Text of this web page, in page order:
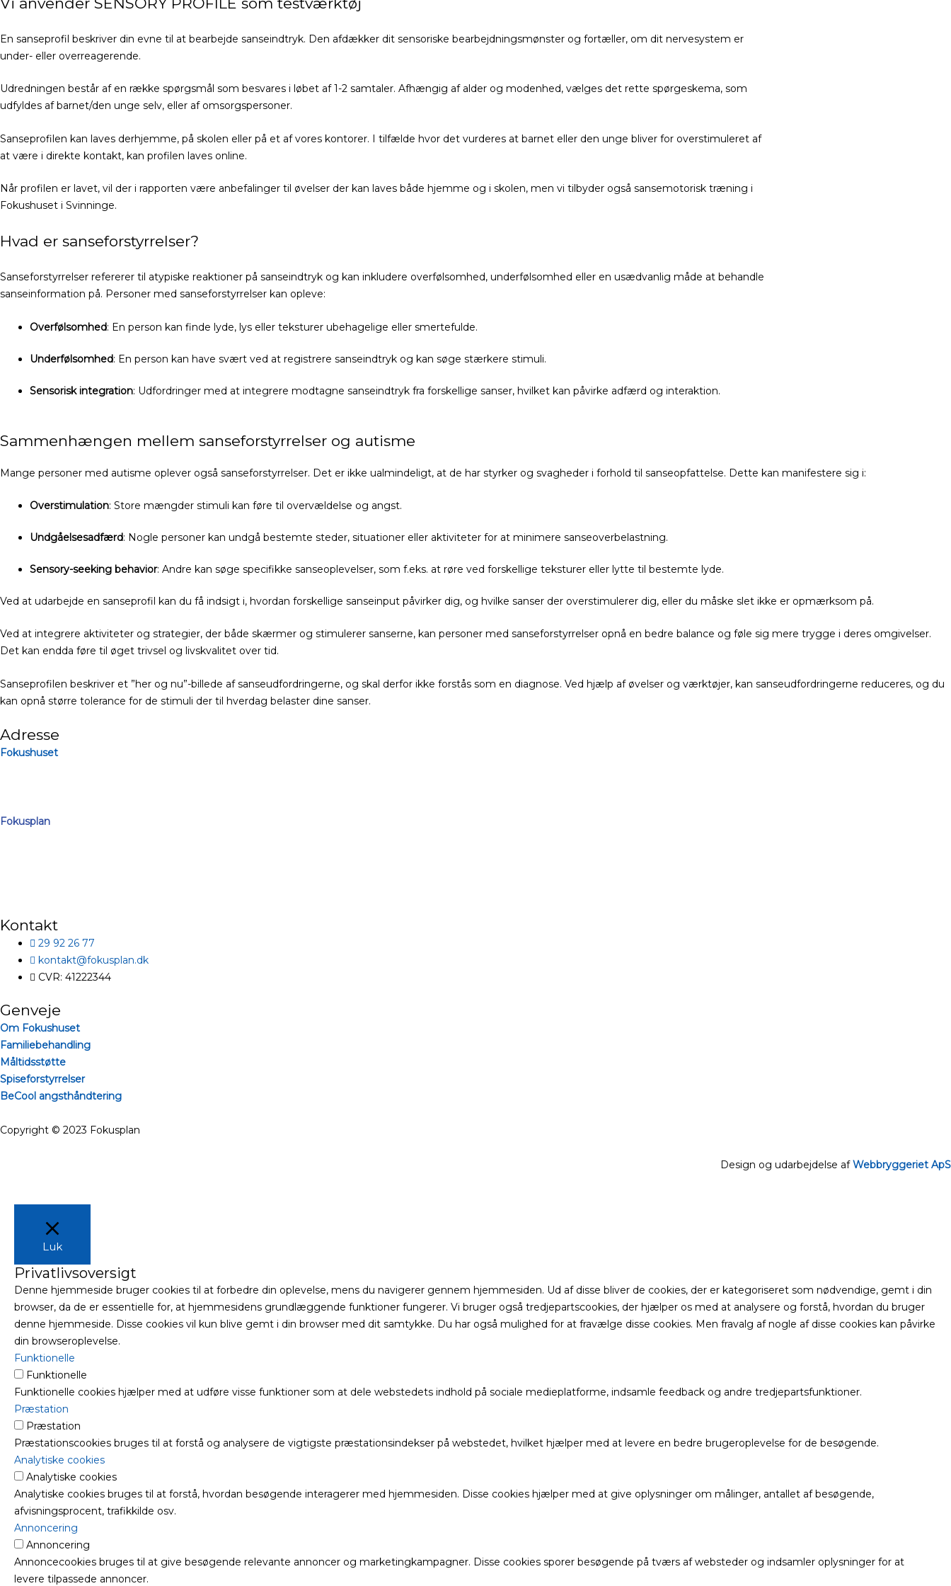
En sanseprofil beskriver din evne til at bearbejde sanseindtryk. Den afdækker dit sensoriske bearbejdningsmønster og fortæller, om dit nervesystem er
under- eller overreagerende.
Udredningen består af en række spørgsmål som besvares i løbet af 1-2 samtaler. Afhængig af alder og modenhed, vælges det rette spørgeskema, som
udfyldes af barnet/den unge selv, eller af omsorgspersoner.
Sanseprofilen kan laves derhjemme, på skolen eller på et af vores kontorer. I tilfælde hvor det vurderes at barnet eller den unge bliver for overstimuleret af
at være i direkte kontakt, kan profilen laves online.
Når profilen er lavet, vil der i rapporten være anbefalinger til øvelser der kan laves både hjemme og i skolen, men vi tilbyder også sansemotorisk træning i
Fokushuset i Svinninge.
Hvad er sanseforstyrrelser?
Sanseforstyrrelser refererer til atypiske reaktioner på sanseindtryk og kan inkludere overfølsomhed, underfølsomhed eller en usædvanlig måde at behandle
sanseinformation på. Personer med sanseforstyrrelser kan opleve:
Overfølsomhed: En person kan finde lyde, lys eller teksturer ubehagelige eller smertefulde.
Underfølsomhed: En person kan have svært ved at registrere sanseindtryk og kan søge stærkere stimuli.
Sensorisk integration: Udfordringer med at integrere modtagne sanseindtryk fra forskellige sanser, hvilket kan påvirke adfærd og interaktion.
Sammenhængen mellem sanseforstyrrelser og autisme
Mange personer med autisme oplever også sanseforstyrrelser. Det er ikke ualmindeligt, at de har styrker og svagheder i forhold til sanseopfattelse. Dette kan manifestere sig i:
Overstimulation: Store mængder stimuli kan føre til overvældelse og angst.
Undgåelsesadfærd: Nogle personer kan undgå bestemte steder, situationer eller aktiviteter for at minimere sanseoverbelastning.
Sensory-seeking behavior: Andre kan søge specifikke sanseoplevelser, som f.eks. at røre ved forskellige teksturer eller lytte til bestemte lyde.
Ved at udarbejde en sanseprofil kan du få indsigt i, hvordan forskellige sanseinput påvirker dig, og hvilke sanser der overstimulerer dig, eller du måske slet ikke er opmærksom på.
Ved at integrere aktiviteter og strategier, der både skærmer og stimulerer sanserne, kan personer med sanseforstyrrelser opnå en bedre balance og føle sig mere trygge i deres omgivelser.
Det kan endda føre til øget trivsel og livskvalitet over tid.
Sanseprofilen beskriver et ”her og nu”-billede af sanseudfordringerne, og skal derfor ikke forstås som en diagnose. Ved hjælp af øvelser og værktøjer, kan sanseudfordringerne reduceres, og du
kan opnå større tolerance for de stimuli der til hverdag belaster dine sanser.
Adresse
Fokushuset
Fokusplan
Kontakt
29 92 26 77
kontakt@fokusplan.dk
CVR: 41222344
Genveje
Om Fokushuset
Familiebehandling
Måltidsstøtte
Spiseforstyrrelser
BeCool angsthåndtering
Copyright © 2023 Fokusplan
Design og udarbejdelse af Webbryggeriet ApS
Luk
Privatlivsoversigt
Denne hjemmeside bruger cookies til at forbedre din oplevelse, mens du navigerer gennem hjemmesiden. Ud af disse bliver de cookies, der er kategoriseret som nødvendige, gemt i din
browser, da de er essentielle for, at hjemmesidens grundlæggende funktioner fungerer. Vi bruger også tredjepartscookies, der hjælper os med at analysere og forstå, hvordan du bruger
denne hjemmeside. Disse cookies vil kun blive gemt i din browser med dit samtykke. Du har også mulighed for at fravælge disse cookies. Men fravalg af nogle af disse cookies kan påvirke
din browseroplevelse.
Funktionelle
Funktionelle
Funktionelle cookies hjælper med at udføre visse funktioner som at dele webstedets indhold på sociale medieplatforme, indsamle feedback og andre tredjepartsfunktioner.
Præstation
Præstation
Præstationscookies bruges til at forstå og analysere de vigtigste præstationsindekser på webstedet, hvilket hjælper med at levere en bedre brugeroplevelse for de besøgende.
Analytiske cookies
Analytiske cookies
Analytiske cookies bruges til at forstå, hvordan besøgende interagerer med hjemmesiden. Disse cookies hjælper med at give oplysninger om målinger, antallet af besøgende,
afvisningsprocent, trafikkilde osv.
Annoncering
Annoncering
Annoncecookies bruges til at give besøgende relevante annoncer og marketingkampagner. Disse cookies sporer besøgende på tværs af websteder og indsamler oplysninger for at
levere tilpassede annoncer.